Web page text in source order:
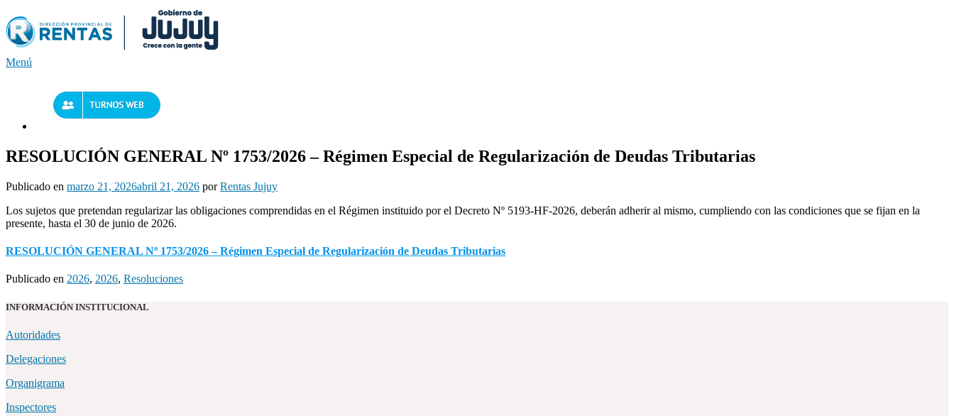
al
contenido
Menú
RESOLUCIÓN GENERAL Nº 1753/2026 – Régimen Especial de Regularización de Deudas Tributarias
Publicado en marzo 21, 2026abril 21, 2026 porRentas Jujuy
Los sujetos que pretendan regularizar las obligaciones comprendidas en el Régimen instituido por el Decreto Nº 5193-HF-2026, deberán adherir al mismo, cumpliendo con las condiciones que se fijan en la
presente, hasta el 30 de junio de 2026.
RESOLUCIÓN GENERAL Nº 1753/2026 – Régimen Especial de Regularización de Deudas Tributarias
Publicado en 2026, 2026, Resoluciones
INFORMACIÓN INSTITUCIONAL
Autoridades
Delegaciones
Organigrama
Inspectores